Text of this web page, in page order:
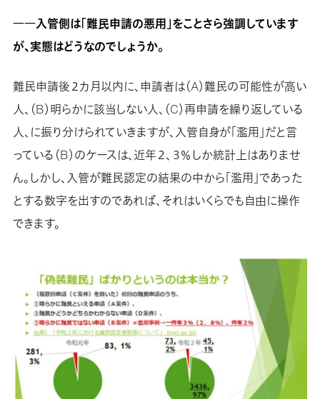
――入管側は「難民申請の悪用」をことさら強調しています
が、実態はどうなのでしょうか。
難民申請後２カ月以内に、申請者は（A）難民の可能性が高い
人、（B）明らかに該当しない人、（C）再申請を繰り返している
人、に振り分けられていきますが、入管自身が「濫用」だと言
っている（B）のケースは、近年２、３％しか統計上はありませ
ん。しかし、入管が難民認定の結果の中から「濫用」であった
とする数字を出すのであれば、それはいくらでも自由に操作
できます。